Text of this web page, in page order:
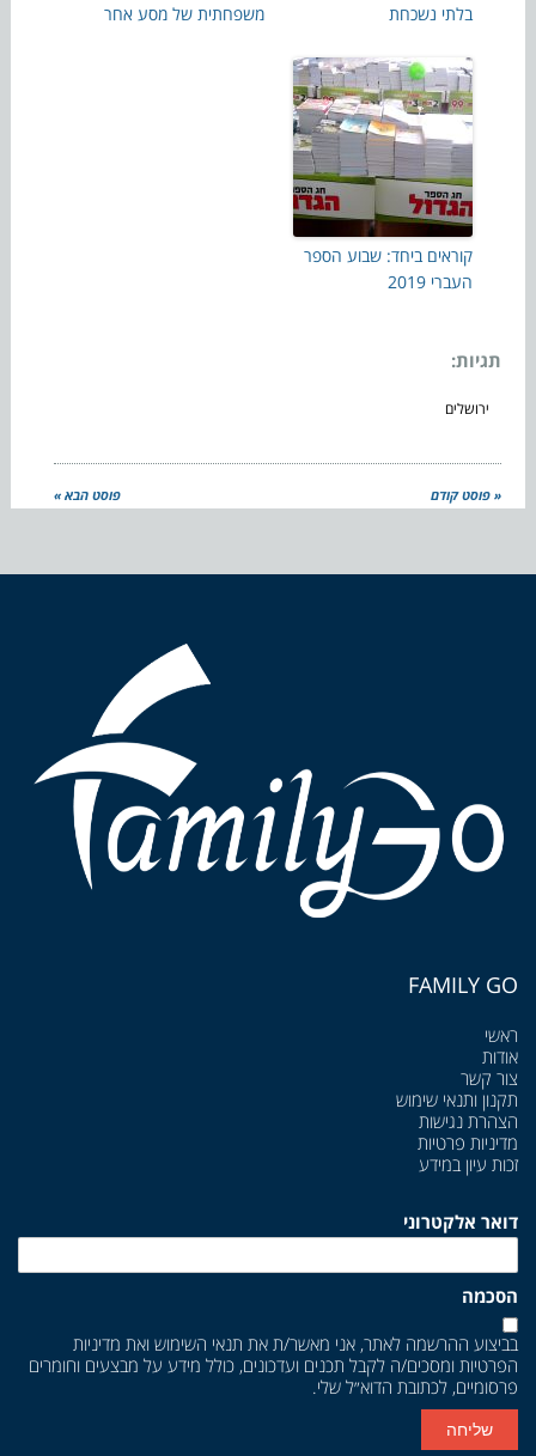
בלתי נשכחת
משפחתית של מסע אחר
קוראים ביחד: שבוע הספר
העברי 2019
תגיות:
ירושלים
« פוסט קודם פוסט הבא »
FAMILY GO
ראשי
אודות
צור קשר
תקנון ותנאי שימוש
הצהרת נגישות
מדיניות פרטיות
זכות עיון במידע
דואר אלקטרוני
הסכמה
בביצוע ההרשמה לאתר, אני מאשר/ת את תנאי השימוש ואת מדיניות
הפרטיות ומסכים/ה לקבל תכנים ועדכונים, כולל מידע על מבצעים וחומרים
פרסומיים, לכתובת הדוא״ל שלי.
שליחה